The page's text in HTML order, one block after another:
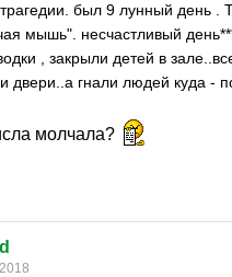
был 9 лунный день
мышь". несчастливый
, закрыли детей в
двери..а гнали людей куда -
молчала?